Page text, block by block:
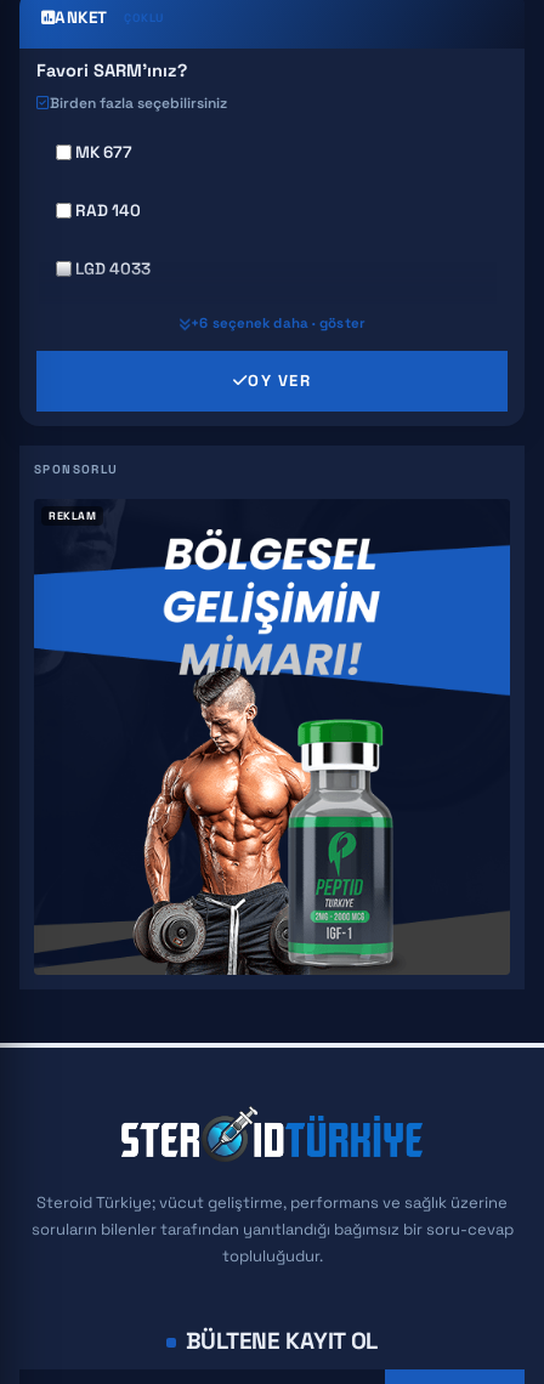
ANKET ÇOKLU
Favori SARM'ınız?
Birden fazla seçebilirsiniz
MK 677
RAD 140
LGD 4033
S4
+6 seçenek daha · göster
OY VER
REKLAM
Steroid Türkiye; vücut geliştirme, performans ve sağlık üzerine
soruların bilenler tarafından yanıtlandığı bağımsız bir soru-cevap
topluluğudur.
BÜLTENE KAYIT OL